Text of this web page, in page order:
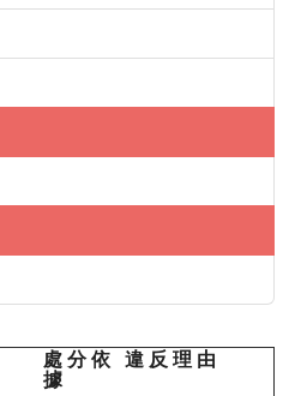
處 分 依
據
違 反 理 由